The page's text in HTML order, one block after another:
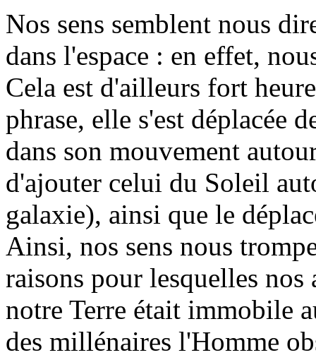
Nos sens semblent nous
dans l'espace : en effet,
Cela est d'ailleurs fort
phrase, elle s'est déplacée
dans son mouvement
d'ajouter celui du Soleil
galaxie), ainsi que le
Ainsi, nos sens nous
raisons pour lesquelles
notre Terre était immobile
des millénaires l'Homme